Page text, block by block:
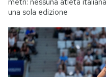
metri: nessuna atleta
una sola edizione